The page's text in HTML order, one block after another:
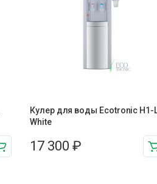
Кулер для воды Ecotronic H1-
White
17 300 ₽